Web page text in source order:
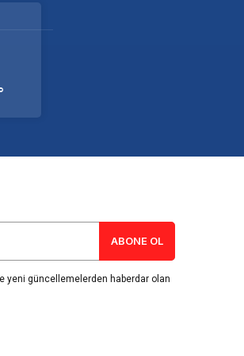
ABONE OL
yeni güncellemelerden haberdar olan